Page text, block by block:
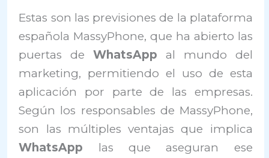
Estas son las previsiones de la plataforma
española MassyPhone, que ha abierto las
puertas deWhatsApp al mundo del
marketing, permitiendo el uso de esta
aplicación por parte de las empresas.
Según los responsables de MassyPhone,
son las múltiples ventajas que implica
WhatsApp las que aseguran ese